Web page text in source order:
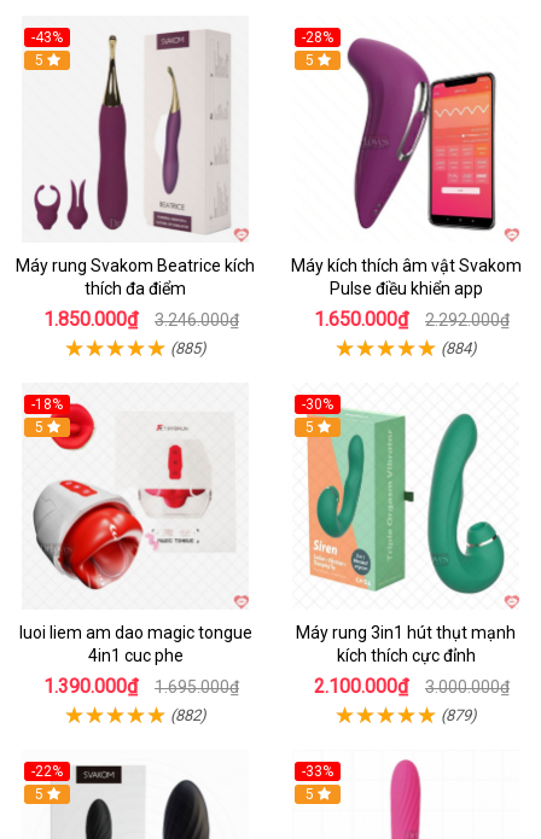
-43%
Hot
5
Máy rung Svakom Beatrice kích
thích đa điểm
1.850.000₫ 3.246.000₫
(885)
-28%
Hot
5
Máy kích thích âm vật Svakom
Pulse điều khiển app
1.650.000₫ 2.292.000₫
(884)
-18%
Hot
5
luoi liem am dao magic tongue
4in1 cuc phe
1.390.000₫ 1.695.000₫
(882)
-30%
Hot
5
Máy rung 3in1 hút thụt mạnh
kích thích cực đỉnh
2.100.000₫ 3.000.000₫
(879)
-22%
Hot
5
-33%
Hot
5